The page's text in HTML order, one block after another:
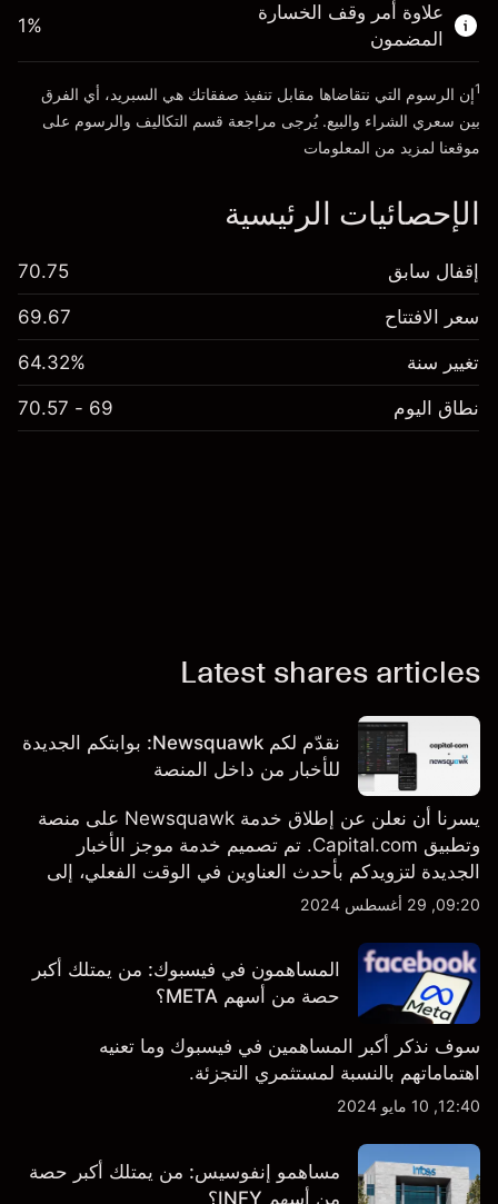
الذهاب إلى المنصة
علاوة أمر وقف الخسارة
المضمون
1%
1إن الرسوم التي نتقاضاها مقابل تنفيذ صفقاتك هي السبريد، أي الفرق
بين سعري الشراء والبيع. يُرجى مراجعة قسم التكاليف والرسوم على
موقعنا لمزيد من المعلومات
الإحصائيات الرئيسية
إقفال سابق 70.75
سعر الافتتاح 69.67
تغيير سنة 64.32%
نطاق اليوم 69 - 70.57
Latest shares articles
نقدّم لكم Newsquawk: بوابتكم الجديدة
للأخبار من داخل المنصة
يسرنا أن نعلن عن إطلاق خدمة Newsquawk على منصة
وتطبيق Capital.com. تم تصميم خدمة موجز الأخبار
الجديدة لتزويدكم بأحدث العناوين في الوقت الفعلي، إلى
جانب قصص إخبارية مخصصة وتقارير تحليلية متعمقة - وكل
بالضبط.
09:20, 29 أغسطس 2024
المساهمون في فيسبوك: من يمتلك أكبر
حصة من أسهم META؟
سوف نذكر أكبر المساهمين في فيسبوك وما تعنيه
اهتماماتهم بالنسبة لمستثمري التجزئة.
12:40, 10 مايو 2024
مساهمو إنفوسيس: من يمتلك أكبر حصة
من أسهم INFY؟